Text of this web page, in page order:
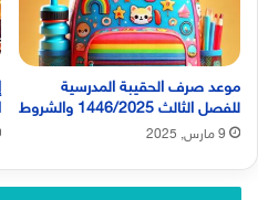
موعد صرف الحقيبة المدرسية
للفصل الثالث 1446/2025 والشروط
9 مارس, 2025